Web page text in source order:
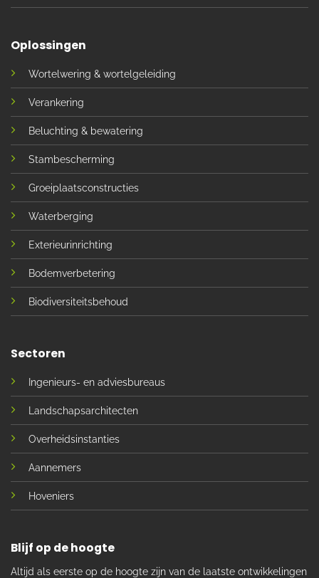
Oplossingen
Wortelwering & wortelgeleiding
Verankering
Beluchting & bewatering
Stambescherming
Groeiplaatsconstructies
Waterberging
Exterieurinrichting
Bodemverbetering
Biodiversiteitsbehoud
Sectoren
Ingenieurs- en adviesbureaus
Landschapsarchitecten
Overheidsinstanties
Aannemers
Hoveniers
Blijf op de hoogte
Altijd als eerste op de hoogte zijn van de laatste ontwikkelingen